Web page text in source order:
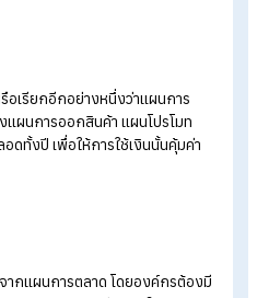
ะไรบ้าง และผลลัพธ์คืออะไร แต่หากจ
กงานมีส่วนร่วมกับเป้าหมายนี้ด้วย เ
าหมายหลักที่ควรกำหนดให้ชัดเจน คือ
พอใจของลูกค้า
าะห์สถานการณ์ปัจจุบันและปัจจัย